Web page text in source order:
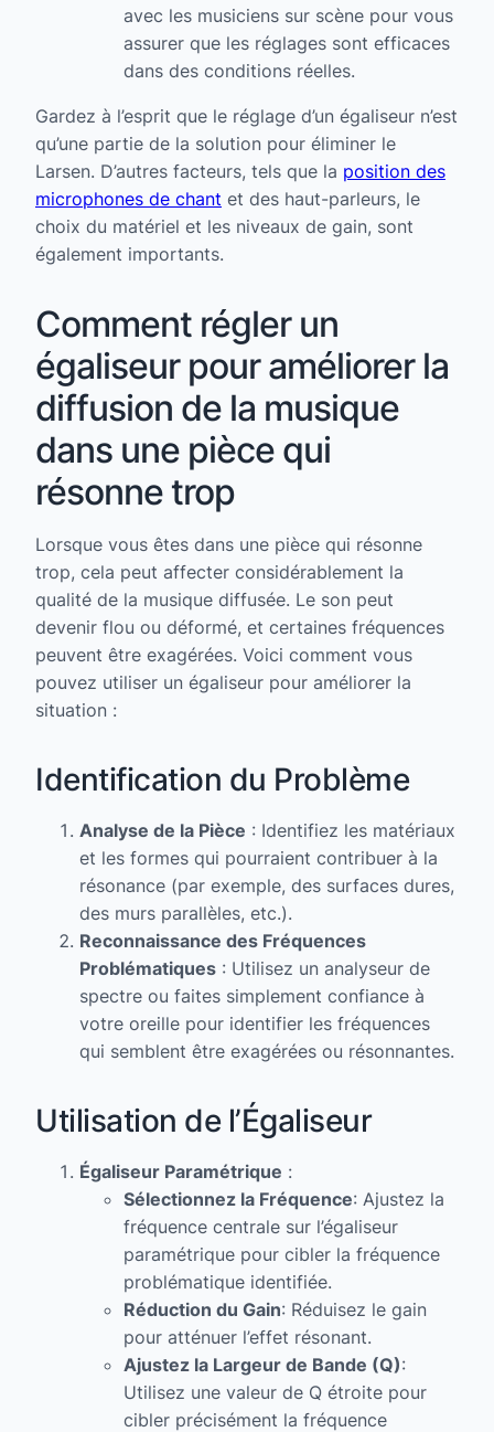
avec les musiciens sur scène pour vous
assurer que les réglages sont efficaces
dans des conditions réelles.
Gardez à l’esprit que le réglage d’un égaliseur n’est
qu’une partie de la solution pour éliminer le
Larsen. D’autres facteurs, tels que la position des
microphones de chant et des haut-parleurs, le
choix du matériel et les niveaux de gain, sont
également importants.
Comment régler un
égaliseur pour améliorer la
diffusion de la musique
dans une pièce qui
résonne trop
Lorsque vous êtes dans une pièce qui résonne
trop, cela peut affecter considérablement la
qualité de la musique diffusée. Le son peut
devenir flou ou déformé, et certaines fréquences
peuvent être exagérées. Voici comment vous
pouvez utiliser un égaliseur pour améliorer la
situation :
Identification du Problème
Analyse de la Pièce : Identifiez les matériaux
et les formes qui pourraient contribuer à la
résonance (par exemple, des surfaces dures,
des murs parallèles, etc.).
Reconnaissance des Fréquences
Problématiques : Utilisez un analyseur de
spectre ou faites simplement confiance à
votre oreille pour identifier les fréquences
qui semblent être exagérées ou résonnantes.
Utilisation de l’Égaliseur
Égaliseur Paramétrique :
Sélectionnez la Fréquence: Ajustez la
fréquence centrale sur l’égaliseur
paramétrique pour cibler la fréquence
problématique identifiée.
Réduction du Gain: Réduisez le gain
pour atténuer l’effet résonant.
Ajustez la Largeur de Bande (Q):
Utilisez une valeur de Q étroite pour
cibler précisément la fréquence